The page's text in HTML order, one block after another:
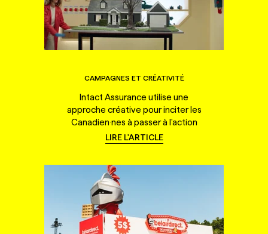
CAMPAGNES ET CRÉATIVITÉ
Intact Assurance utilise une
approche créative pour inciter les
Canadien·nes à passer à l'action
LIRE L'ARTICLE